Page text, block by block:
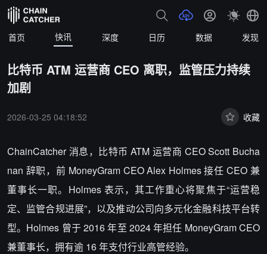
首页 快讯 深度 日历 数据 发现
比特币 ATM 运营商 CEO 离职，监管压力持续
加剧
2026-03-25 04:18:52 收藏
ChainCatcher 消息，比特币 ATM 运营商 CEO Scott Bucha
nan 辞职，前 MoneyGram CEO Alex Holmes 接任 CEO 兼
董事长一职。Holmes 表示，其工作重心将聚焦于“运营稳
定、监管合规进展”，以及推动公司向多元化金融科技平台转
型。Holmes 曾于 2016 年至 2024 年担任 MoneyGram CEO
兼董事长，拥有逾 16 年支付行业高管经验。